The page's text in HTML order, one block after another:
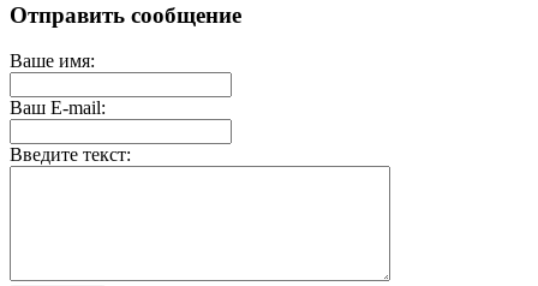
Отправить сообщение
Ваше имя:
Ваш E-mail:
Введите текст: